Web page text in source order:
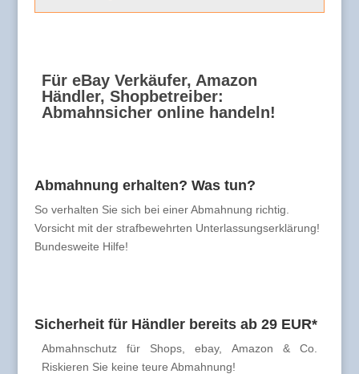
Für eBay Verkäufer, Amazon
Händler, Shopbetreiber:
Abmahnsicher online handeln!
Abmahnung erhalten? Was tun?
So verhalten Sie sich bei einer Abmahnung richtig.
Vorsicht mit der strafbewehrten Unterlassungserklärung!
Bundesweite Hilfe!
Sicherheit für Händler bereits ab 29 EUR*
Abmahnschutz für Shops, ebay, Amazon & Co.
Riskieren Sie keine teure Abmahnung!